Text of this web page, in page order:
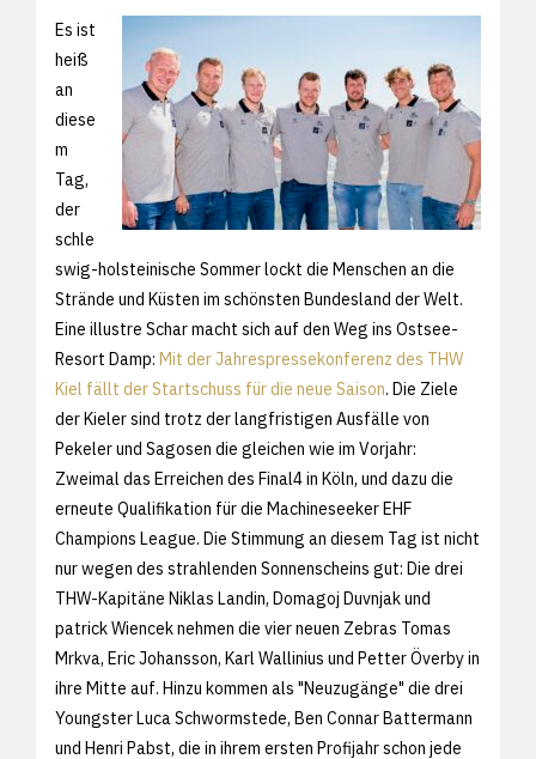
Es ist
heiß
an
diese
m
Tag,
der
schle
swig-holsteinische Sommer lockt die Menschen an die
Strände und Küsten im schönsten Bundesland der Welt.
Eine illustre Schar macht sich auf den Weg ins Ostsee-
Resort Damp: Mit der Jahrespressekonferenz des THW
Kiel fällt der Startschuss für die neue Saison. Die Ziele
der Kieler sind trotz der langfristigen Ausfälle von
Pekeler und Sagosen die gleichen wie im Vorjahr:
Zweimal das Erreichen des Final4 in Köln, und dazu die
erneute Qualifikation für die Machineseeker EHF
Champions League. Die Stimmung an diesem Tag ist nicht
nur wegen des strahlenden Sonnenscheins gut: Die drei
THW-Kapitäne Niklas Landin, Domagoj Duvnjak und
patrick Wiencek nehmen die vier neuen Zebras Tomas
Mrkva, Eric Johansson, Karl Wallinius und Petter Överby in
ihre Mitte auf. Hinzu kommen als "Neuzugänge" die drei
Youngster Luca Schwormstede, Ben Connar Battermann
und Henri Pabst, die in ihrem ersten Profijahr schon jede